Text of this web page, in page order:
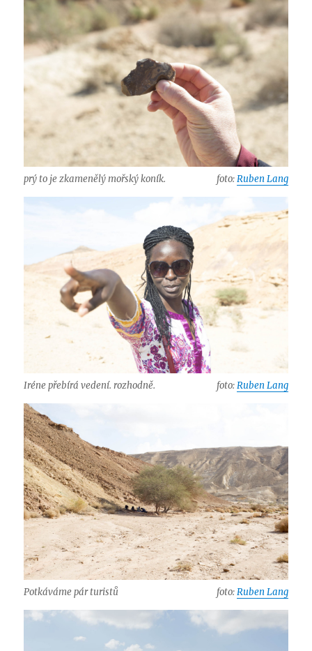
prý to je zkamenělý mořský koník. foto:Ruben Lang
Iréne přebírá vedení. rozhodně. foto:Ruben Lang
Potkáváme pár turistů foto:Ruben Lang